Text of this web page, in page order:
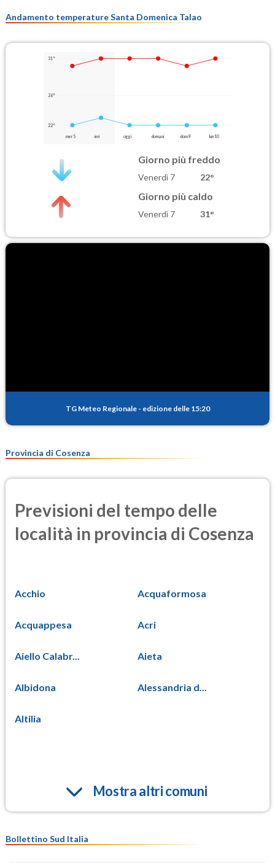
Andamento temperature Santa Domenica Talao
31°
26°
22°
mer 5 ieri oggi domani dom 9 lun 10
Giorno più freddo
Venerdì 7 22°
Giorno più caldo
Venerdì 7 31°
TG Meteo Regionale - edizione delle 15:20
Provincia di Cosenza
Previsioni del tempo delle
località in provincia di Cosenza
Acchio Acquaformosa
Acquappesa Acri
Aiello Calabr... Aieta
Albidona Alessandria d...
Altilia
Mostra altri comuni
Bollettino Sud Italia